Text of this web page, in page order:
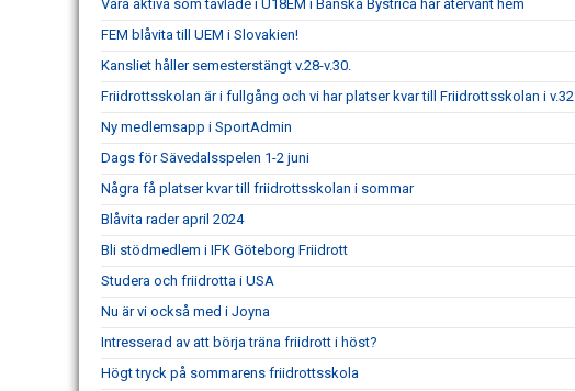
Våra aktiva som tävlade i U18EM i Banska Bystrica har återvänt hem
FEM blåvita till UEM i Slovakien!
Kansliet håller semesterstängt v.28-v.30.
Friidrottsskolan är i fullgång och vi har platser kvar till Friidrottsskolan i v.32
Ny medlemsapp i SportAdmin
Dags för Sävedalsspelen 1-2 juni
Några få platser kvar till friidrottsskolan i sommar
Blåvita rader april 2024
Bli stödmedlem i IFK Göteborg Friidrott
Studera och friidrotta i USA
Nu är vi också med i Joyna
Intresserad av att börja träna friidrott i höst?
Högt tryck på sommarens friidrottsskola